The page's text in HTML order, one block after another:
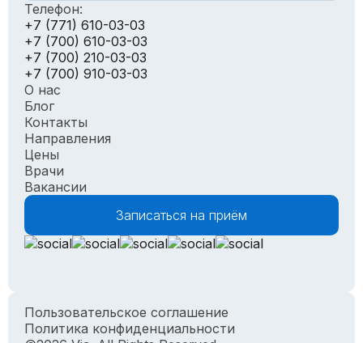
Телефон:
+7 (771) 610-03-03
+7 (700) 610-03-03
+7 (700) 210-03-03
+7 (700) 910-03-03
О нас
Блог
Контакты
Направления
Цены
Врачи
Вакансии
Записаться на приём
Пользовательское соглашение
Политика конфиденциальности